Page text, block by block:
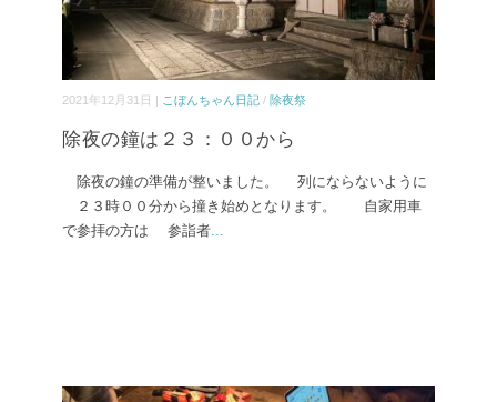
2021年12月31日 | こぼんちゃん日記 / 除夜祭
除夜の鐘は２３：００から
除夜の鐘の準備が整いました。 列にならないように
２３時００分から撞き始めとなります。 自家用車
で参拝の方は 参詣者...